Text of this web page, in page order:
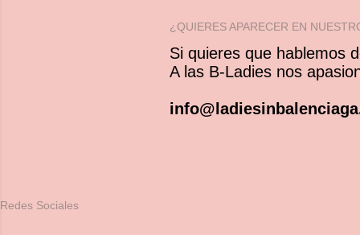
¿QUIERES APARECER EN
Si quieres que hablemos
A las B-Ladies nos
Redes Sociales